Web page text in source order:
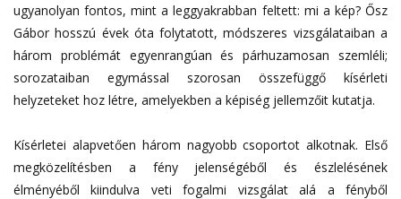
ugyanolyan fontos, mint a leggyakrabban feltett: mi a kép? Ősz
Gábor hosszú évek óta folytatott, módszeres vizsgálataiban a
három problémát egyenrangúan és párhuzamosan szemléli;
sorozataiban egymással szorosan összefüggő kísérleti
helyzeteket hoz létre, amelyekben a képiség jellemzőit kutatja.
Kísérletei alapvetően három nagyobb csoportot alkotnak. Első
megközelítésben a fény jelenségéből és észlelésének
élményéből kiindulva veti fogalmi vizsgálat alá a fényből